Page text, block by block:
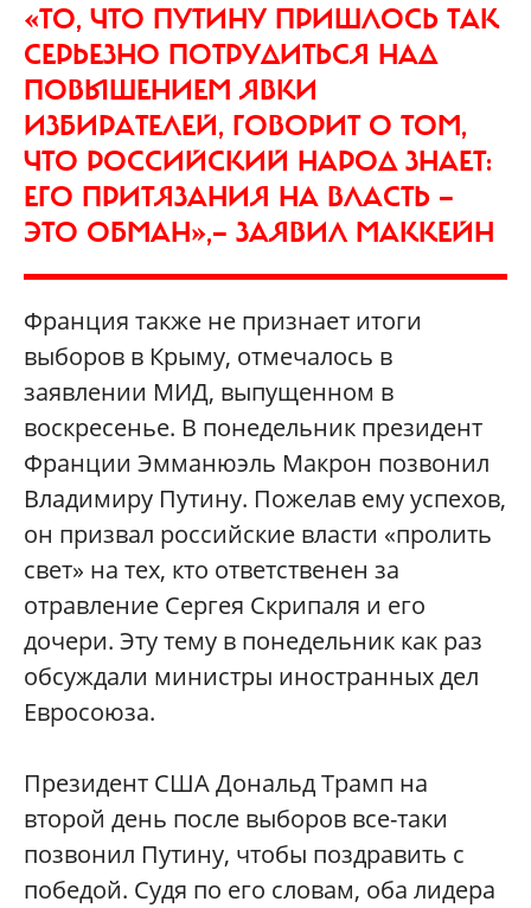
«ТО, ЧТО ПУТИНУ ПРИШЛОСЬ ТАК
СЕРЬЕЗНО ПОТРУДИТЬСЯ НАД
ПОВЫШЕНИЕМ ЯВКИ
ИЗБИРАТЕЛЕЙ, ГОВОРИТ О ТОМ,
ЧТО РОССИЙСКИЙ НАРОД ЗНАЕТ:
ЕГО ПРИТЯЗАНИЯ НА ВЛАСТЬ —
ЭТО ОБМАН»,— ЗАЯВИЛ МАККЕЙН
Франция также не признает итоги
выборов в Крыму, отмечалось в
заявлении МИД, выпущенном в
воскресенье. В понедельник президент
Франции Эмманюэль Макрон позвонил
Владимиру Путину. Пожелав ему успехов,
он призвал российские власти «пролить
свет» на тех, кто ответственен за
отравление Сергея Скрипаля и его
дочери. Эту тему в понедельник как раз
обсуждали министры иностранных дел
Евросоюза.
Президент США Дональд Трамп на
второй день после выборов все-таки
позвонил Путину, чтобы поздравить с
победой. Судя по его словам, оба лидера